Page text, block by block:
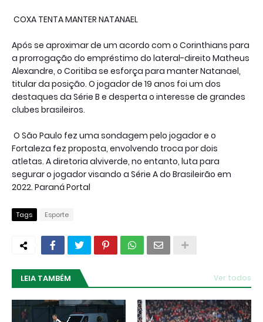
COXA TENTA MANTER NATANAEL
Após se aproximar de um acordo com o Corinthians para
a prorrogação do empréstimo do lateral-direito Matheus
Alexandre, o Coritiba se esforça para manter Natanael,
titular da posição. O jogador de 19 anos foi um dos
destaques da Série B e desperta o interesse de grandes
clubes brasileiros.
O São Paulo fez uma sondagem pelo jogador e o
Fortaleza fez proposta, envolvendo troca por dois
atletas. A diretoria alviverde, no entanto, luta para
segurar o jogador visando a Série A do Brasileirão em
2022. Paraná Portal
Tags Esporte
LEIA TAMBÉM Ver todos